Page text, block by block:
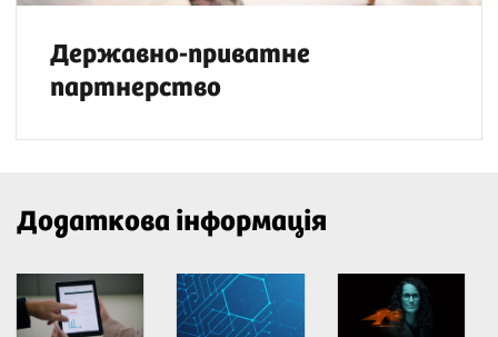
Державно-приватне
партнерство
Додаткова інформація